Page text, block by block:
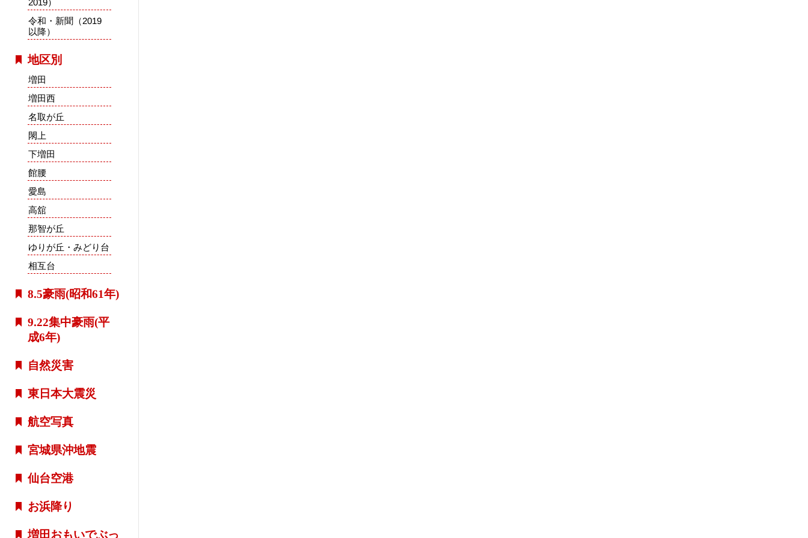
2019）
令和・新聞（2019
以降）
地区別
増田
増田西
名取が丘
閖上
下増田
館腰
愛島
高舘
那智が丘
ゆりが丘・みどり台
相互台
8.5豪雨(昭和61年)
9.22集中豪雨(平
成6年)
自然災害
東日本大震災
航空写真
宮城県沖地震
仙台空港
お浜降り
増田おもいでぶっ